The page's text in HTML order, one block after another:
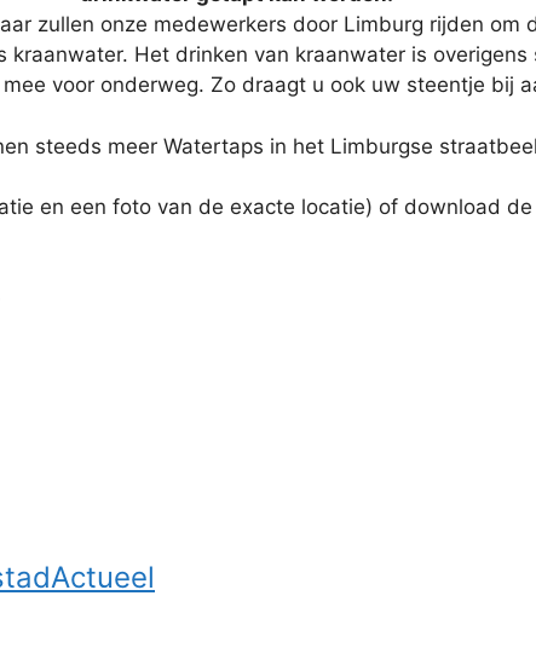
zullen onze medewerkers door Limburg rijden om
Het drinken van kraanwater is
voor onderweg. Zo draagt u ook uw steentje bij
steeds meer Watertaps in het Limburgse
en een foto van de exacte locatie) of download de